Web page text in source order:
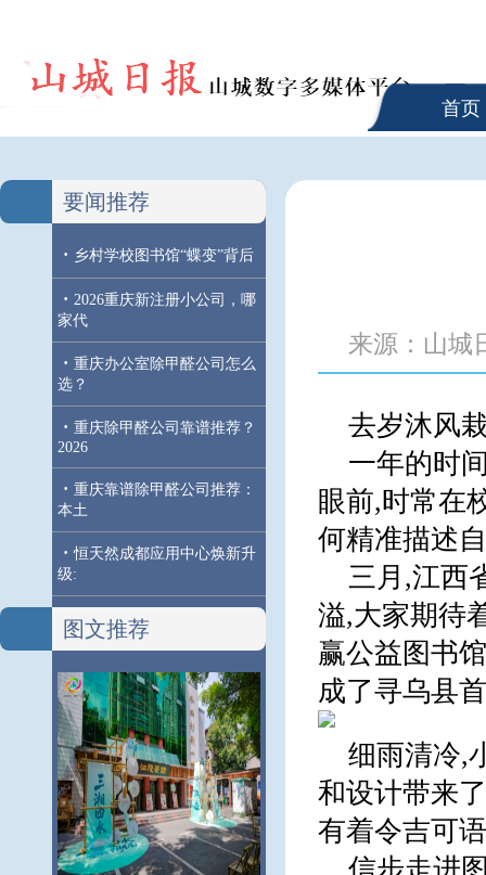
首页
要闻推荐
· 乡村学校图书馆“蝶变”背后
· 2026重庆新注册小公司，哪
家代
· 重庆办公室除甲醛公司怎么
选？
· 重庆除甲醛公司靠谱推荐？
2026
· 重庆靠谱除甲醛公司推荐：
本土
· 恒天然成都应用中心焕新升
级:
图文推荐
来源：山城
去岁沐风
一年的时
眼前,时常在
何精准描述
三月,江西
溢,大家期待
赢公益图书
成了寻乌县
细雨清冷,
和设计带来
有着令吉可